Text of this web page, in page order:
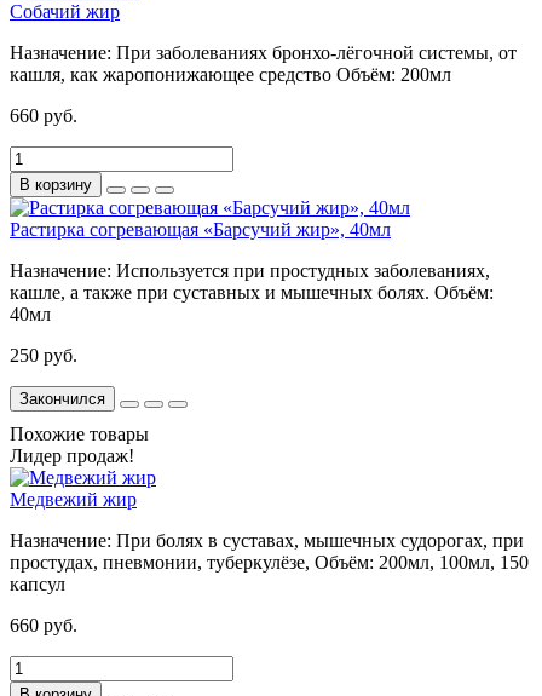
Собачий жир
Назначение: При заболеваниях бронхо-лёгочной системы, от
кашля, как жаропонижающее средство Объём: 200мл
660 руб.
В корзину
Растирка согревающая «Барсучий жир», 40мл
Назначение: Используется при простудных заболеваниях,
кашле, а также при суставных и мышечных болях. Объём:
40мл
250 руб.
Закончился
Похожие товары
Лидер продаж!
Медвежий жир
Назначение: При болях в суставах, мышечных судорогах, при
простудах, пневмонии, туберкулёзе, Объём: 200мл, 100мл, 150
капсул
660 руб.